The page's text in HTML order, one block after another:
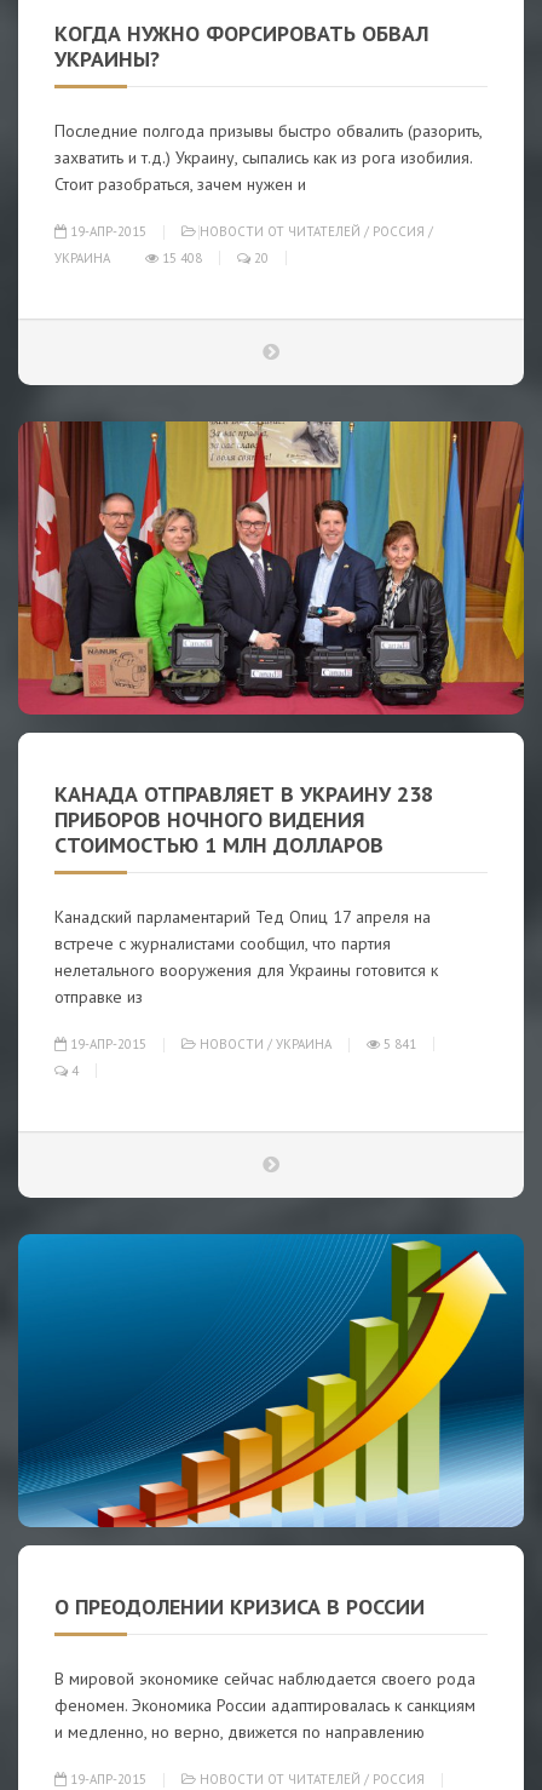
КОГДА НУЖНО ФОРСИРОВАТЬ ОБВАЛ
УКРАИНЫ?
Последние полгода призывы быстро обвалить (разорить,
захватить и т.д.) Украину, сыпались как из рога изобилия.
Стоит разобраться, зачем нужен и
19-АПР-2015 НОВОСТИ ОТ ЧИТАТЕЛЕЙ / РОССИЯ /
УКРАИНА
15 408 20
КАНАДА ОТПРАВЛЯЕТ В УКРАИНУ 238
ПРИБОРОВ НОЧНОГО ВИДЕНИЯ
СТОИМОСТЬЮ 1 МЛН ДОЛЛАРОВ
Канадский парламентарий Тед Опиц 17 апреля на
встрече с журналистами сообщил, что партия
нелетального вооружения для Украины готовится к
отправке из
19-АПР-2015 НОВОСТИ / УКРАИНА
5 841
4
О ПРЕОДОЛЕНИИ КРИЗИСА В РОССИИ
В мировой экономике сейчас наблюдается своего рода
феномен. Экономика России адаптировалась к санкциям
и медленно, но верно, движется по направлению
19-АПР-2015 НОВОСТИ ОТ ЧИТАТЕЛЕЙ / РОССИЯ